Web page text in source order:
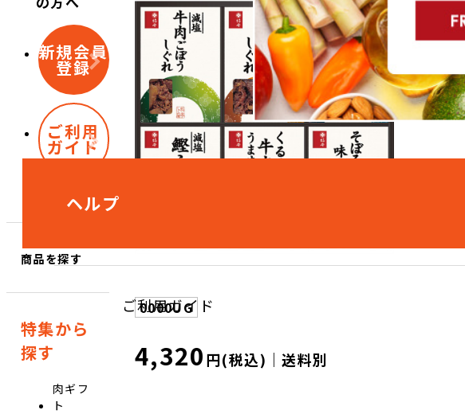
ヘルプ
ご利用ガイド
新規会員
登録
ご利用
ガイド
商品を探す
特集から
探す
肉ギフ
ト
0000UG
4,320円(税込)｜送料別